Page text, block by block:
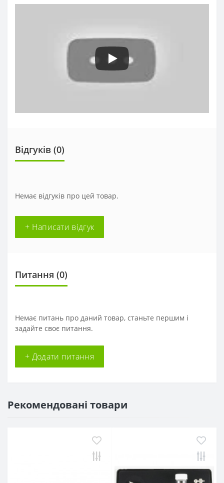
Відгуків (0)
Немає відгуків про цей товар.
+ Написати відгук
Питання (0)
Немає питань про даний товар, станьте першим і
задайте своє питання.
+ Додати питання
Рекомендовані товари